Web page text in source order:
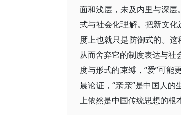
面和浅层，未及内里与深
式与社会化理解。把新文
度上也就只是防御式的。这
从而舍弃它的制度表达与社
度与形式的束缚，“爱”可能
晨论证，“亲亲”是中国人
上依然是中国传统思想的根